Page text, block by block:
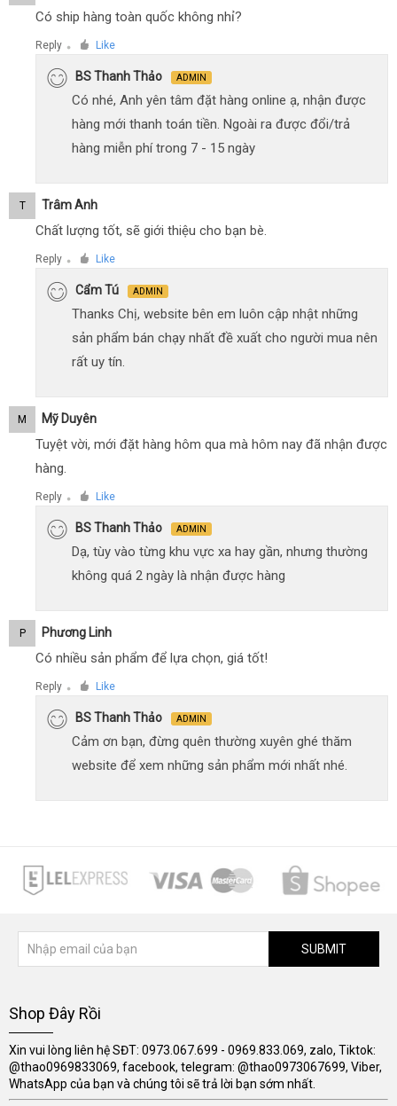
Có ship hàng toàn quốc không nhỉ?
Reply ● Like
BS Thanh Thảo ADMIN
Có nhé, Anh yên tâm đặt hàng online ạ, nhận được
hàng mới thanh toán tiền. Ngoài ra được đổi/trả
hàng miễn phí trong 7 - 15 ngày
T Trâm Anh
Chất lượng tốt, sẽ giới thiệu cho bạn bè.
Reply ● Like
Cẩm Tú ADMIN
Thanks Chị, website bên em luôn cập nhật những
sản phẩm bán chạy nhất đề xuất cho người mua nên
rất uy tín.
M Mỹ Duyên
Tuyệt vời, mới đặt hàng hôm qua mà hôm nay đã nhận được
hàng.
Reply ● Like
BS Thanh Thảo ADMIN
Dạ, tùy vào từng khu vực xa hay gần, nhưng thường
không quá 2 ngày là nhận được hàng
P Phương Linh
Có nhiều sản phẩm để lựa chọn, giá tốt!
Reply ● Like
BS Thanh Thảo ADMIN
Cảm ơn bạn, đừng quên thường xuyên ghé thăm
website để xem những sản phẩm mới nhất nhé.
SUBMIT
Shop Đây Rồi
Xin vui lòng liên hệ SĐT: 0973.067.699 - 0969.833.069, zalo, Tiktok:
@thao0969833069, facebook, telegram: @thao0973067699, Viber,
WhatsApp của bạn và chúng tôi sẽ trả lời bạn sớm nhất.